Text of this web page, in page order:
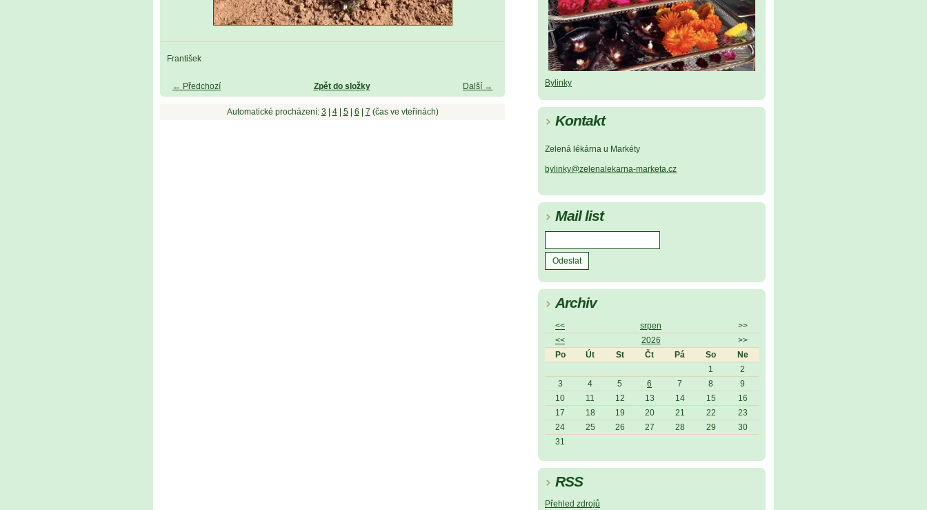
František
← Předchozí Další →
Zpět do složky
Automatické procházení: 3 4| 5| 6 7 (čas ve vteřinách)
Bylinky
Kontakt
Zelená lékárna u Markéty
bylinky@zelenalekarna-marketa.cz
Mail list
Archiv
<< srpen
>>
<<
2026
>>
Po
Út St Čt Pá So
Ne
1
2
3
4 5 6 7 8
9
10
11 12 13 14 15
16
17
18 19 20 21 22
23
24
25 26 27 28 29
30
31
RSS
Přehled zdrojů